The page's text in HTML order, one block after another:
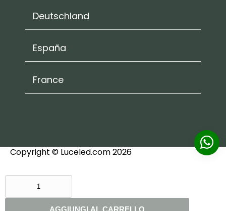
AGGIUNGI AL CARRELLO
Deutschland
España
France
Copyright © Luceled.com 2026